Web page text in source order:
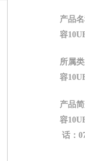
产品
容
所属
容
产品
容
话：